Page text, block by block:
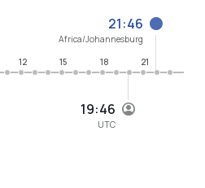
19:46
UTC
21:46
Africa/Johannesburg
12 15 18 21